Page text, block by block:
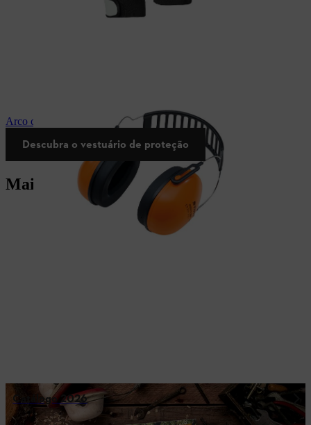
Arco com protetores de ouvidos STIHL
Descubra o vestuário de proteção
Mais serviços
Catálogo 2026